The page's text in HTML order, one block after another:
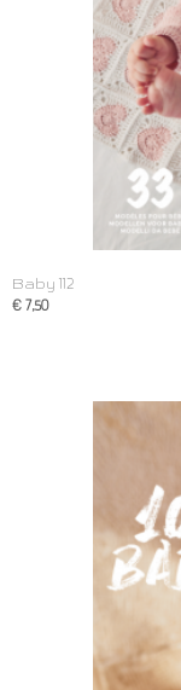
Baby 112
€ 7,50